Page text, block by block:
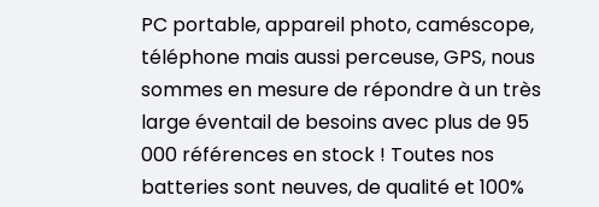
PC portable, appareil photo, caméscope,
téléphone mais aussi perceuse, GPS, nous
sommes en mesure de répondre à un très
large éventail de besoins avec plus de 95
000 références en stock ! Toutes nos
batteries sont neuves, de qualité et 100%